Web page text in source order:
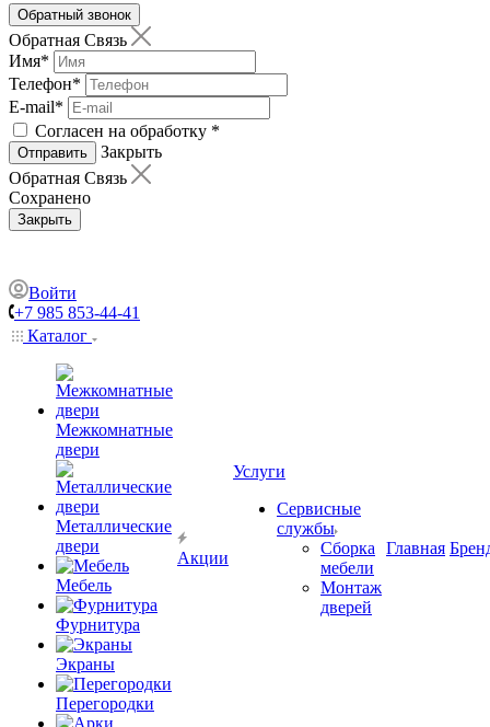
Обратный звонок
Обратная Связь
Имя*
Телефон*
E-mail*
Согласен на обработку *
Отправить
Закрыть
Обратная Связь
Сохранено
Закрыть
Войти
+7 985 853-44-41
Каталог
Межкомнатные
двери
Металлические
двери
Мебель
Фурнитура
Экраны
Перегородки
Акции
Услуги
Сервисные
службы
Сборка
мебели
Монтаж
дверей
Главная